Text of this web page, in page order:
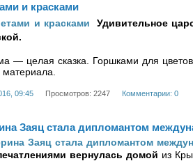
и красками
Удивительное
— целая сказка. Горшками для
материала.
09:45 Просмотров: 2247 Комментарии: 0
Заяц стала дипломантом
вернулась домой из